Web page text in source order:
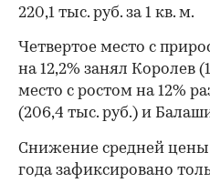
220,1 тыс. руб. за 1 кв. м.
Четвертое место с
на 12,2% занял Королев
место с ростом на 12%
(206,4 тыс. руб.) и
Снижение средней цены
года зафиксировано